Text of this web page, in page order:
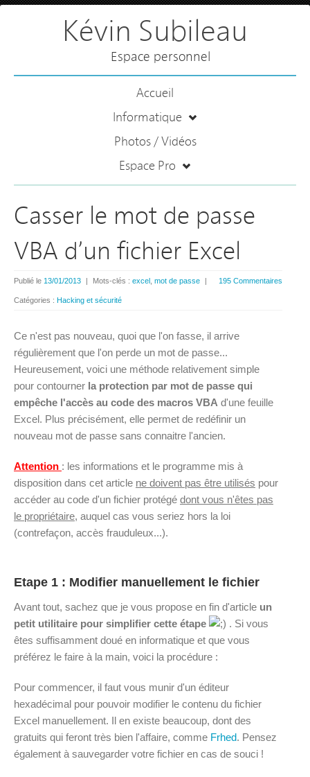
Kévin Subileau
Espace personnel
Accueil
Informatique
Photos / Vidéos
Espace Pro
Casser le mot de passe
VBA d’un fichier Excel
195 Commentaires
Publié le 13/01/2013 | Mots-clés : excel mot de passe |
Catégories : Hacking et sécurité
Ce n'est pas nouveau, quoi que l'on fasse, il arrive
régulièrement que l'on perde un mot de passe...
Heureusement, voici une méthode relativement simple
pour contourner la protection par mot de passe qui
empêche l'accès au code des macros VBA d'une feuille
Excel. Plus précisément, elle permet de redéfinir un
nouveau mot de passe sans connaitre l'ancien.
Attention : les informations et le programme mis à
disposition dans cet article ne doivent pas être utilisés pour
accéder au code d'un fichier protégé dont vous n'êtes pas
le propriétaire, auquel cas vous seriez hors la loi
(contrefaçon, accès frauduleux...).
Etape 1 : Modifier manuellement le fichier
Avant tout, sachez que je vous propose en fin d'article un
petit utilitaire pour simplifier cette étape
. Si vous
êtes suffisamment doué en informatique et que vous
préférez le faire à la main, voici la procédure :
Pour commencer, il faut vous munir d'un éditeur
hexadécimal pour pouvoir modifier le contenu du fichier
Excel manuellement. Il en existe beaucoup, dont des
gratuits qui feront très bien l'affaire, comme Frhed. Pensez
également à sauvegarder votre fichier en cas de souci !